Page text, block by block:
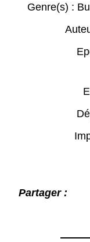
Genre(s) :
Partager :